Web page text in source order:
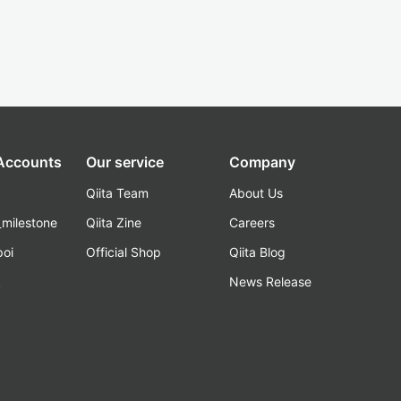
Our service
Qiita Team
Qiita Zine
Official Shop
Company
About Us
Careers
Qiita Blog
News Release